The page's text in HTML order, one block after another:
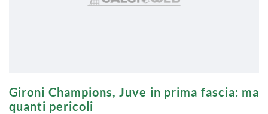
Gironi Champions, Juve in prima fascia: ma
quanti pericoli